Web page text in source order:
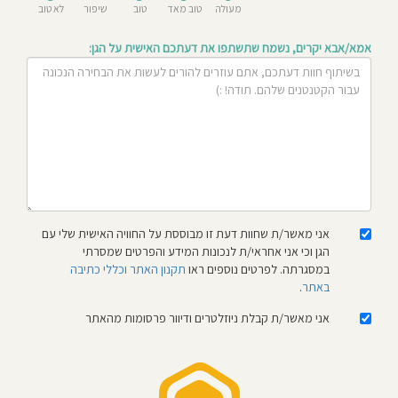
מעולה טוב מאד טוב
שיפור
לא טוב
אמא/אבא יקרים, נשמח שתשתפו את דעתכם האישית על הגן:
אני מאשר/ת שחוות דעת זו מבוססת על החוויה האישית שלי עם
הגן וכי אני אחראי/ת לנכונות המידע והפרטים שמסרתי
במסגרתה. לפרטים נוספים ראו תקנון האתר וכללי כתיבה
באתר.
אני מאשר/ת קבלת ניוזלטרים ודיוור פרסומות מהאתר